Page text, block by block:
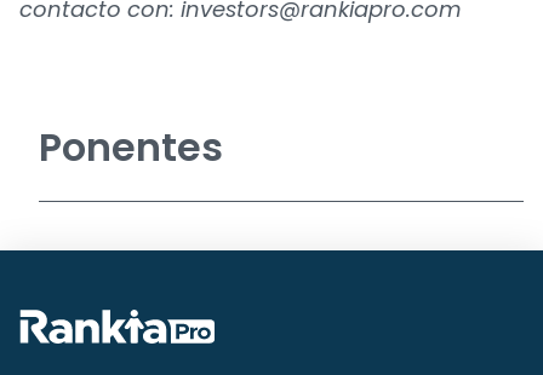
contacto con: investors@rankiapro.com
Ponentes